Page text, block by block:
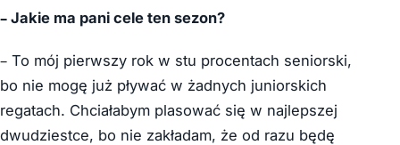
– Jakie ma pani cele ten sezon?
– To mój pierwszy rok w stu procentach seniorski,
bo nie mogę już pływać w żadnych juniorskich
regatach. Chciałabym plasować się w najlepszej
dwudziestce, bo nie zakładam, że od razu będę